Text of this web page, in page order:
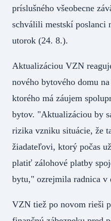
príslušného všeobecne
schválili mestskí poslanci
utorok (24. 8.).
Aktualizáciou VZN
nového bytového domu
ktorého má záujem
bytov. "Aktualizáciou by
rizika vzniku situácie, že
žiadateľovi, ktorý počas
platiť zálohové platby
bytu," ozrejmila radnica
VZN tiež po novom rieši